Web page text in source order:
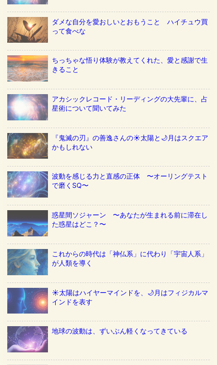
ダメな自分を愛おしいとおもうこと ハイチュウ買
って食べな
ちっちゃな悟り体験が教えてくれた、愛と感謝で生
きること
アカシックレコード・リーディングの大先輩に、占
星術について聞いてみた
『鬼滅の刃』の善逸さんの☀️太陽と🌙月はスクエア
かもしれない
波動を感じる力と直感の正体 〜オーリングテスト
で磨くSQ〜
惑星間ソジャーン 〜あなたが生まれる前に滞在し
た惑星はどこ？〜
これからの時代は「神仏系」に代わり「宇宙人系」
が人類を導く
☀️太陽はハイヤーマインドを、🌙月はフィジカルマ
インドを表す
地球の波動は、ずいぶん軽くなってきている